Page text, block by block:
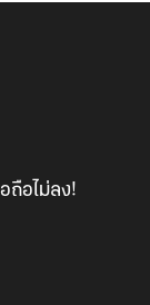
ถือไม่ลง!